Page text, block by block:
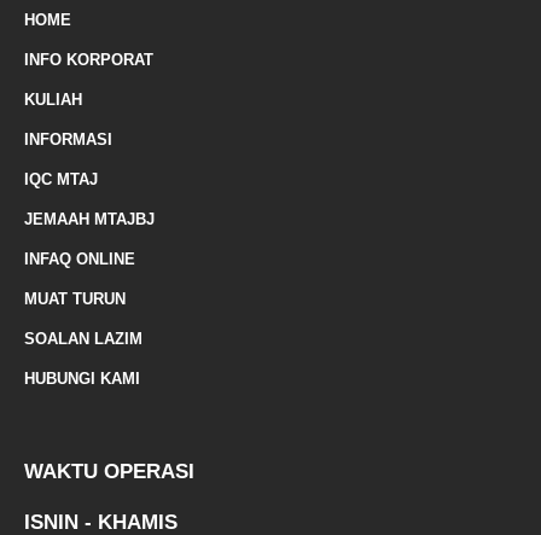
HOME
INFO KORPORAT
KULIAH
INFORMASI
IQC MTAJ
JEMAAH MTAJBJ
INFAQ ONLINE
MUAT TURUN
SOALAN LAZIM
HUBUNGI KAMI
WAKTU OPERASI
ISNIN - KHAMIS